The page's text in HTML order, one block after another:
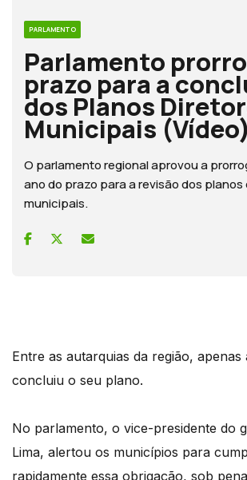
PARLAMENTO
Parlamento
prazo para a
dos Planos
Municipais (Vídeo)
O parlamento regional aprovou a
ano do prazo para a revisão dos planos
municipais.
Entre as autarquias da região,
concluiu o seu plano.
No parlamento, o vice-presidente do
Lima, alertou os municípios para
rapidamente essa obrigação, sob